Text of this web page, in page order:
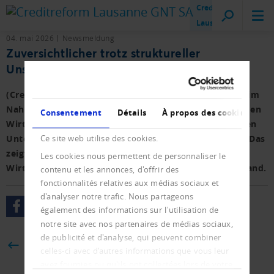
Consentement Détails À propos des cookies
Ce site web utilise des cookies.
Les cookies nous permettent de personnaliser le
contenu et les annonces, d'offrir des
fonctionnalités relatives aux médias sociaux et
d'analyser notre trafic. Nous partageons
également des informations sur l'utilisation de
notre site avec nos partenaires de médias sociaux,
de publicité et d'analyse, qui peuvent combiner
celles-ci avec d'autres informations que vous leur
Creditreform
Lausanne
04. mai 2026 Newsmeldung
Zuversichtlicher trotz struktureller
Unsicherheit
(Creditreform Deutschland) Der militärische Konflikt im
Nahen Osten bremst die leichte Erholung der deutschen
Wirtschaft deutlich. Die aktuelle Stimmungslage in den
Unternehmen ist aber positiver als in den Vorjahren. Das
zeigt die Frühjahrsstudie der Creditreform
Wirtschaftsforschung zur Wirtschaftslage im Mittelstand.
BACK